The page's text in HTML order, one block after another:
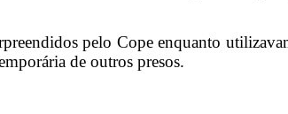
pelo Cope enquanto
de outros presos.